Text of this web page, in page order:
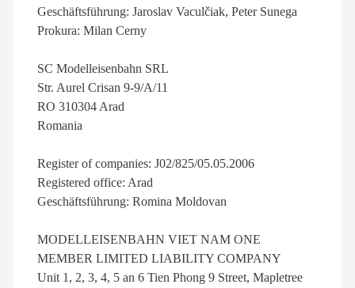
Geschäftsführung: Jaroslav Vaculčiak, Peter Sunega
Prokura: Milan Cerny
SC Modelleisenbahn SRL
Str. Aurel Crisan 9-9/A/11
RO 310304 Arad
Romania
Register of companies: J02/825/05.05.2006
Registered office: Arad
Geschäftsführung: Romina Moldovan
MODELLEISENBAHN VIET NAM ONE
MEMBER LIMITED LIABILITY COMPANY
Unit 1, 2, 3, 4, 5 an 6 Tien Phong 9 Street, Mapletree